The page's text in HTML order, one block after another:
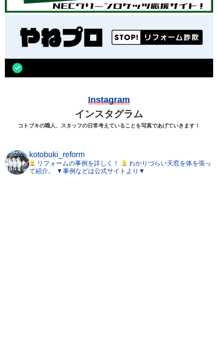
Instagram
インスタグラム
コトブキの職人、スタッフの日常考えていることを写真であげていきます！
kotobuki_reform
リフォームの事例を詳しく！
わかりづらい天窓を体を張っ
て紹介。
▼事例などは公式サイトより▼